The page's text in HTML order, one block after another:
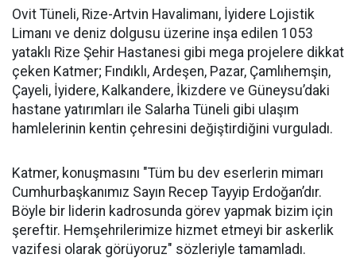
Ovit Tüneli, Rize-Artvin Havalimanı, İyidere Lojistik
Limanı ve deniz dolgusu üzerine inşa edilen 1053
yataklı Rize Şehir Hastanesi gibi mega projelere dikkat
çeken Katmer; Fındıklı, Ardeşen, Pazar, Çamlıhemşin,
Çayeli, İyidere, Kalkandere, İkizdere ve Güneysu’daki
hastane yatırımları ile Salarha Tüneli gibi ulaşım
hamlelerinin kentin çehresini değiştirdiğini vurguladı.
Katmer, konuşmasını "Tüm bu dev eserlerin mimarı
Cumhurbaşkanımız Sayın Recep Tayyip Erdoğan’dır.
Böyle bir liderin kadrosunda görev yapmak bizim için
şereftir. Hemşehrilerimize hizmet etmeyi bir askerlik
vazifesi olarak görüyoruz" sözleriyle tamamladı.